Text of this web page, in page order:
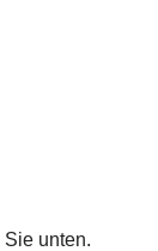
unten.